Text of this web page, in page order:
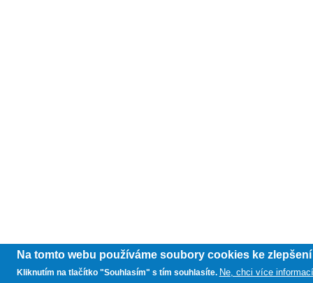
Na tomto webu používáme soubory cookies ke
Kliknutím na tlačítko "Souhlasím" s tím souhlasíte. Ne, chci více informací